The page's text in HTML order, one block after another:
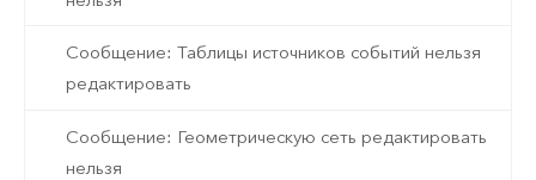
Сообщение: Таблицы источников событий нельзя
редактировать
Сообщение: Геометрическую сеть редактировать
нельзя